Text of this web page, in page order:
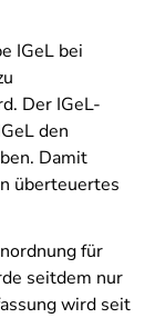
IGeL bei
Der IGeL-
den
Damit
überteuertes
für
seitdem nur
wird seit